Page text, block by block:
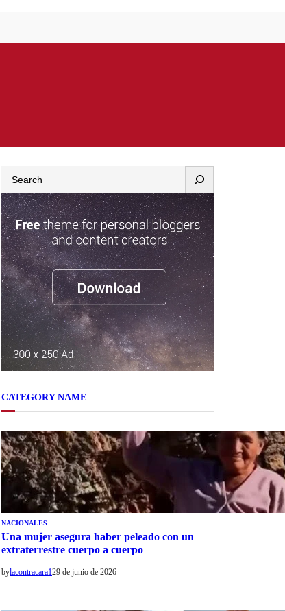
CATEGORY NAME
NACIONALES
Una mujer asegura haber peleado con un
extraterrestre cuerpo a cuerpo
bylacontracara129 de junio de 2026